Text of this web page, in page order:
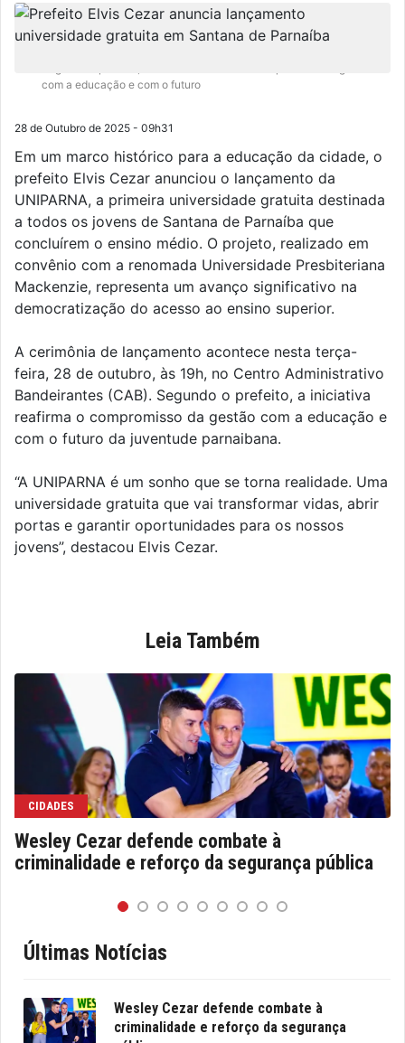
com a educação e com o futuro
28 de Outubro de 2025 - 09h31
Em um marco histórico para a educação da cidade, o
prefeito Elvis Cezar anunciou o lançamento da
UNIPARNA, a primeira universidade gratuita destinada
a todos os jovens de Santana de Parnaíba que
concluírem o ensino médio. O projeto, realizado em
convênio com a renomada Universidade Presbiteriana
Mackenzie, representa um avanço significativo na
democratização do acesso ao ensino superior.
A cerimônia de lançamento acontece nesta terça-
feira, 28 de outubro, às 19h, no Centro Administrativo
Bandeirantes (CAB). Segundo o prefeito, a iniciativa
reafirma o compromisso da gestão com a educação e
com o futuro da juventude parnaibana.
“A UNIPARNA é um sonho que se torna realidade. Uma
universidade gratuita que vai transformar vidas, abrir
portas e garantir oportunidades para os nossos
jovens”, destacou Elvis Cezar.
Leia Também
CIDADES
Wesley Cezar defende combate à
criminalidade e reforço da segurança pública
Últimas Notícias
Wesley Cezar defende combate à
criminalidade e reforço da segurança